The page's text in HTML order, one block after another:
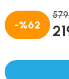
-%62